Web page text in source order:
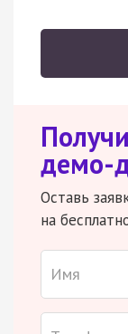
демо-
Оставь
на